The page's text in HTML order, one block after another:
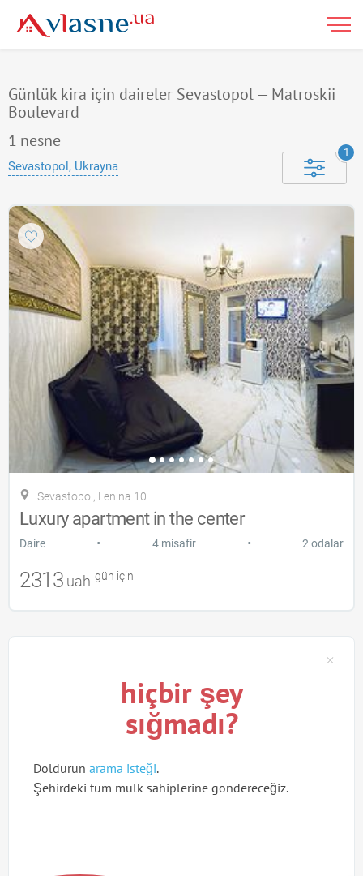
Günlük kira için daireler Sevastopol — Matroskii
Boulevard
1 nesne
Sevastopol, Ukrayna
1
Sevastopol, Lenina 10
Luxury apartment in the center
Daire • 4 misafir • 2 odalar
2313 uah gün için
hiçbir şey
sığmadı?
Doldurun arama isteği.
Şehirdeki tüm mülk sahiplerine göndereceğiz.